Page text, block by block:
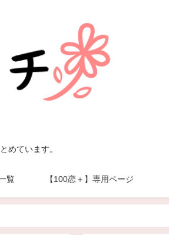
めています。
覧 【100恋＋】専用ページ